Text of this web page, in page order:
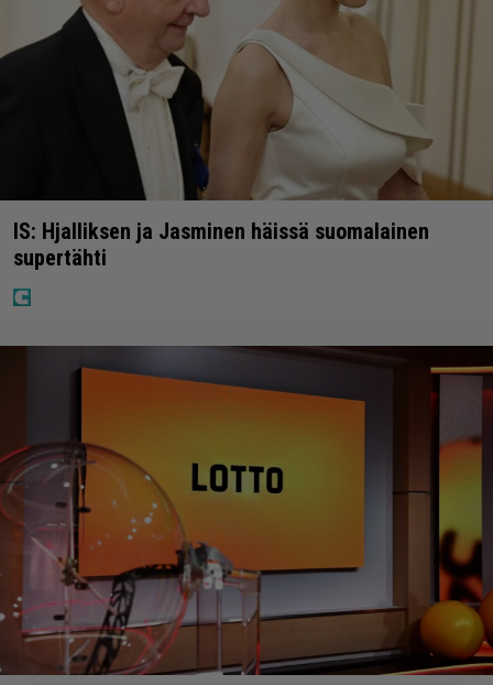
IS: Hjalliksen ja Jasminen häissä suomalainen
supertähti